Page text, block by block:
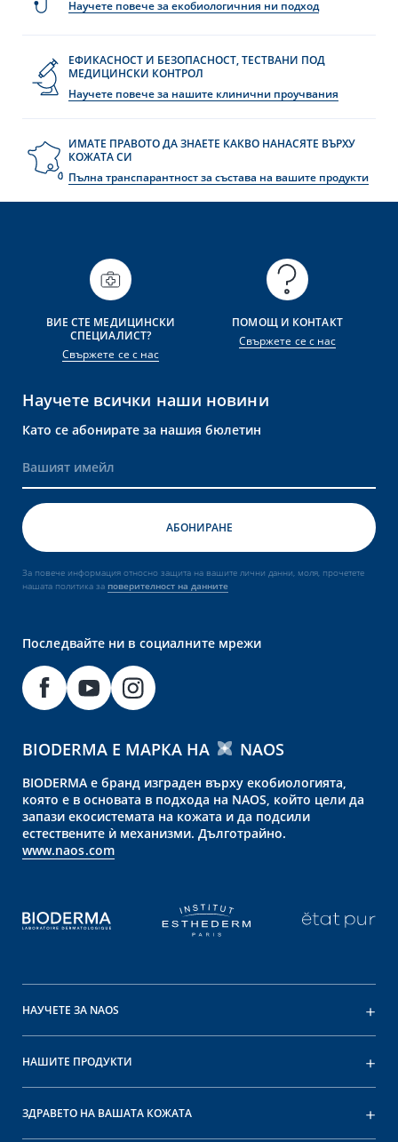
Научете повече за екобиологичния ни подход
ЕФИКАСНОСТ И БЕЗОПАСНОСТ, ТЕСТВАНИ ПОД
МЕДИЦИНСКИ КОНТРОЛ
Научете повече за нашите клинични проучвания
ИМАТЕ ПРАВОТО ДА ЗНАЕТЕ КАКВО НАНАСЯТЕ ВЪРХУ
КОЖАТА СИ
Пълна транспарантност за състава на вашите продукти
ВИЕ СТЕ МЕДИЦИНСКИ
СПЕЦИАЛИСТ?
Свържете се с нас
ПОМОЩ И КОНТАКТ
Свържете се с нас
Научете всички наши новини
Като се абонирате за нашия бюлетин
За повече информация относно защита на вашите лични данни, моля, прочетете
нашата политика за поверителност на данните
Последвайте ни в социалните мрежи
BIODERMA Е МАРКА НА NAOS
BIODERMA е бранд изграден върху екобиологията,
която е в основата в подхода на NAOS, който цели да
запази екосистемата на кожата и да подсили
естествените ѝ механизми. Дълготрайно.
www.naos.com
НАУЧЕТЕ ЗА NAOS
НАШИТЕ ПРОДУКТИ
ЗДРАВЕТО НА ВАШАТА КОЖАТА